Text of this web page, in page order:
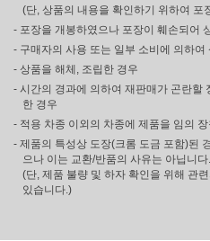
(단, 상품의 내용을 확인하기 위하여 포
- 포장을 개봉하였으나 포장이 훼손되어
- 구매자의 사용 또는 일부 소비에 의하
- 상품을 해체, 조립한 경우
- 시간의 경과에 의하여 재판매가 곤란할
한 경우
- 적용 차종 이외의 차종에 제품을 임의
- 제품의 특성상 도장(크롬 도금 포함)된
으나 이는 교환/반품의 사유는 아닙니다.
(단, 제품 불량 및 하자 확인을 위해 관
있습니다.)